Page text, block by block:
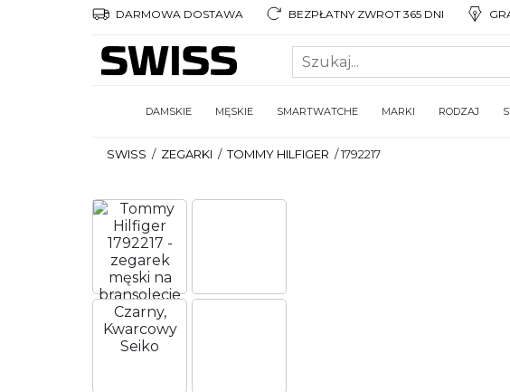
DARMOWA DOSTAWA BEZPŁATNY ZWROT 365 DNI
DAMSKIE MĘSKIE SMARTWATCHE MARKI RODZAJ
SWISS / ZEGARKI / TOMMY HILFIGER /1792217